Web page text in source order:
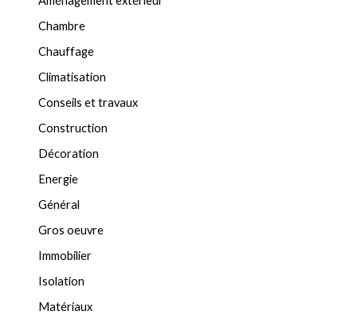
Chambre
Chauffage
Climatisation
Conseils et travaux
Construction
Décoration
Energie
Général
Gros oeuvre
Immobilier
Isolation
Matériaux